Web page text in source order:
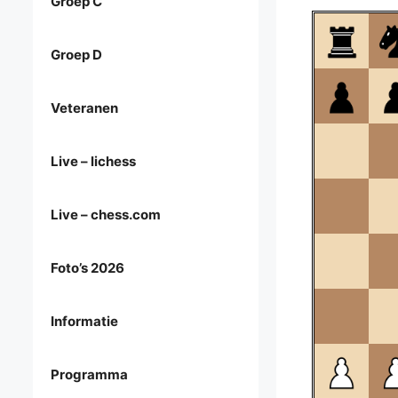
Groep D
Veteranen
Live – lichess
Live – chess.com
Foto’s 2026
Informatie
Programma